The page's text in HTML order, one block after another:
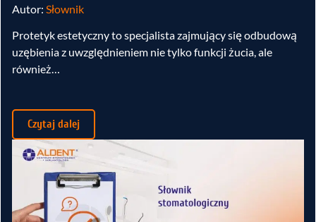
Autor: Słownik
Protetyk estetyczny to specjalista zajmujący się odbudową
uzębienia z uwzględnieniem nie tylko funkcji żucia, ale
również…
Czytaj dalej